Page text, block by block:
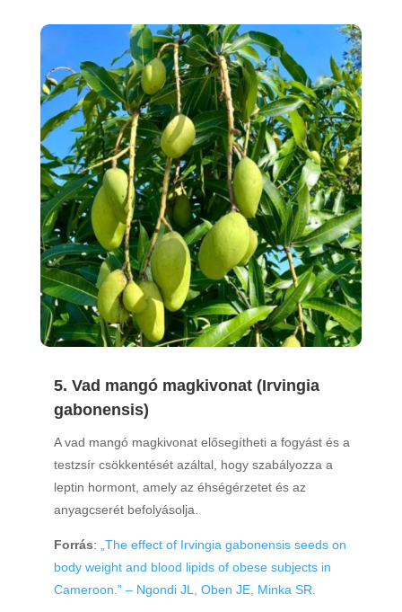
5. Vad mangó magkivonat (Irvingia
gabonensis)
A vad mangó magkivonat elősegítheti a fogyást és a
testzsír csökkentését azáltal, hogy szabályozza a
leptin hormont, amely az éhségérzetet és az
anyagcserét befolyásolja.
Forrás:
„The effect of Irvingia gabonensis seeds on
body weight and blood lipids of obese subjects in
Cameroon.” – Ngondi JL, Oben JE, Minka SR.